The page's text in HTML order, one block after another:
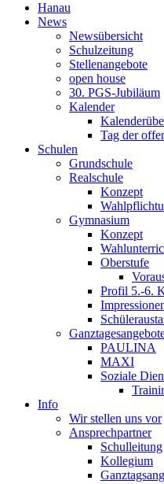
Hanau
News
Newsübersicht
Schulzeitung
Stellenangebote
open house
30. PGS-Jubiläum
Kalender
Tag der
Schulen
Grundschule
Realschule
Konzept
Gymnasium
Konzept
Oberstufe
Profil 5.-6.
PAULINA
MAXI
Soziale
Info
Wir stellen uns vor
Ansprechpartner
Schulleitung
Kollegium